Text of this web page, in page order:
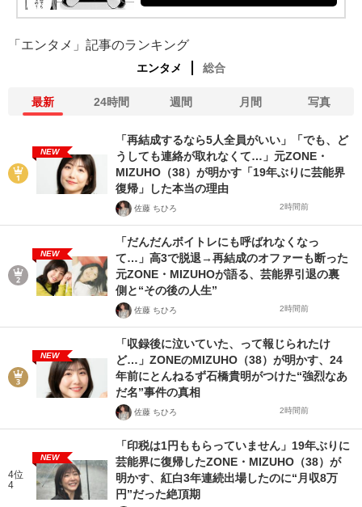
「エンタメ」記事のランキング
エンタメ 総合
最新 24時間 週間 月間 写真
NEW
「再結成するなら5人全員がいい」「でも、ど
うしても連絡が取れなくて…」元ZONE・
MIZUHO（38）が明かす「19年ぶりに芸能界
復帰」した本当の理由
佐藤 ちひろ 2時間前
NEW
「だんだんボイトレにも呼ばれなくなっ
て…」高3で脱退→再結成のオファーも断った
元ZONE・MIZUHOが語る、芸能界引退の裏
側と“その後の人生”
佐藤 ちひろ 2時間前
NEW
「収録後に泣いていた、って報じられたけ
ど…」ZONEのMIZUHO（38）が明かす、24
年前にとんねるず石橋貴明がつけた“強烈なあ
だ名”事件の真相
佐藤 ちひろ 2時間前
4位
4
NEW
「印税は1円ももらっていません」19年ぶりに
芸能界に復帰したZONE・MIZUHO（38）が
明かす、紅白3年連続出場したのに“月収8万
円”だった絶頂期